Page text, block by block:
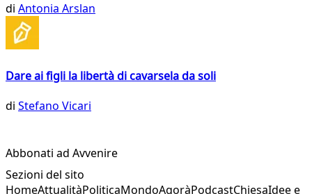
di Antonia Arslan
Dare ai figli la libertà di cavarsela da soli
di Stefano Vicari
Abbonati ad Avvenire
Sezioni del sito
HomeAttualitàPoliticaMondoAgoràPodcastChiesaIdee e